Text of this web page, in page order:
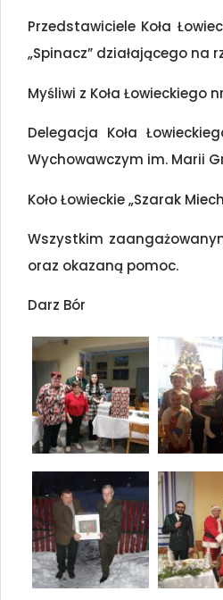
Przedstawiciele Koła
„Spinacz” działającego na
Myśliwi z Koła Łowieckiego
Delegacja Koła
Wychowawczym im. Marii
Koło Łowieckie „Szarak
Wszystkim
oraz okazaną pomoc.
Darz Bór